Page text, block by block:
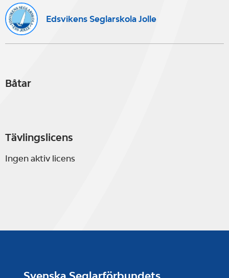
Edsvikens Seglarskola Jolle
Båtar
Tävlingslicens
Ingen aktiv licens